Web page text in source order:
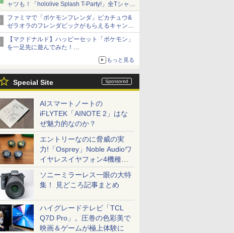
ャツも！「hololive Splash T-Party!」全Tシャツ
ラインナップ公開＆オンライン販売開始
ファミマで「ポケモンフレンダ」ピカチュウ&
ゼラオラのフレンダピックがもらえるキャンペ
ーン開催！
【マクドナルド】ハッピーセット「ポケモン」
を一足先に遊んでみた！
30周年を記念して30種類のポケモンがおもちゃ
もっと見る
Special Site
AIスマートノートの
iFLYTEK「AINOTE 2」はな
ぜ魅力的なのか？
エントリーなのに脅威の実
力!「Osprey」Noble Audioワ
イヤレスイヤフォン4機種を
一気に聴く
ソニーミラーレス一眼の大特
集！ 見どころ記事まとめ
ハイグレードテレビ「TCL
Q7D Pro」。圧巻の色彩美で
映画＆ゲームが極上体験に